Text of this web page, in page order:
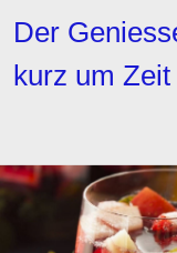
InhaltDer
kurz um